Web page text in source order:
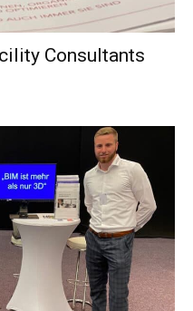
Consultants